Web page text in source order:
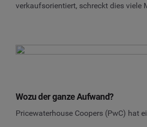
verkaufsorientiert, schreckt dies viele
Wozu der ganze Aufwand?
Pricewaterhouse Coopers (PwC) hat